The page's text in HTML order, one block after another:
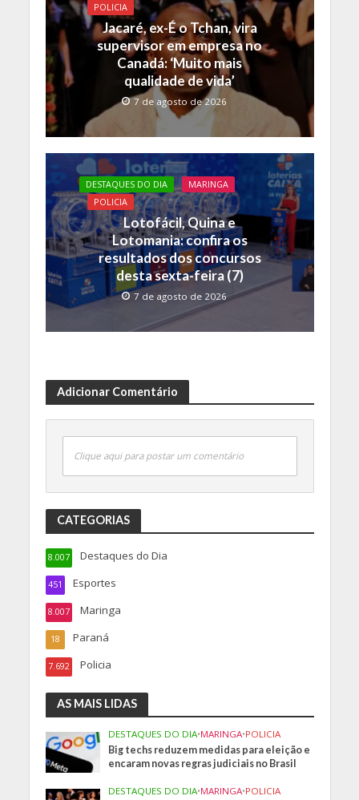
POLICIA
Jacaré, ex-É o Tchan, vira
supervisor em empresa no
Canadá: ‘Muito mais
qualidade de vida’
7 de agosto de 2026
DESTAQUES DO DIA
MARINGA
POLICIA
Lotofácil, Quina e
Lotomania: confira os
resultados dos concursos
desta sexta-feira (7)
7 de agosto de 2026
Adicionar Comentário
Clique aqui para postar um comentário
CATEGORIAS
Destaques do Dia
8.007
Esportes
451
Maringa
8.007
Paraná
18
Policia
7.692
AS MAIS LIDAS
DESTAQUES DO DIA•MARINGA•POLICIA
Big techs reduzem medidas para eleição e
encaram novas regras judiciais no Brasil
DESTAQUES DO DIA•MARINGA•POLICIA